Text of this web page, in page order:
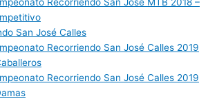
San José Calles
Recorriendo San José Calles 2019
Recorriendo San José Calles 2019